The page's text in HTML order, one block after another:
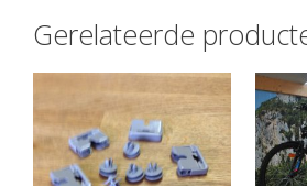
Gerelateerde